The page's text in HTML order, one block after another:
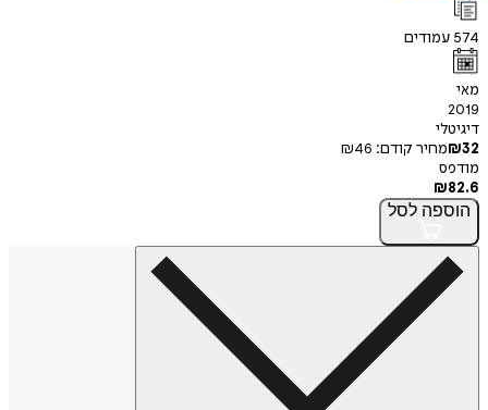
574 עמודים
מאי
2019
דיגיטלי
₪32 מחיר קודם: ₪46
מודפס
₪82.6
הוספה לסל